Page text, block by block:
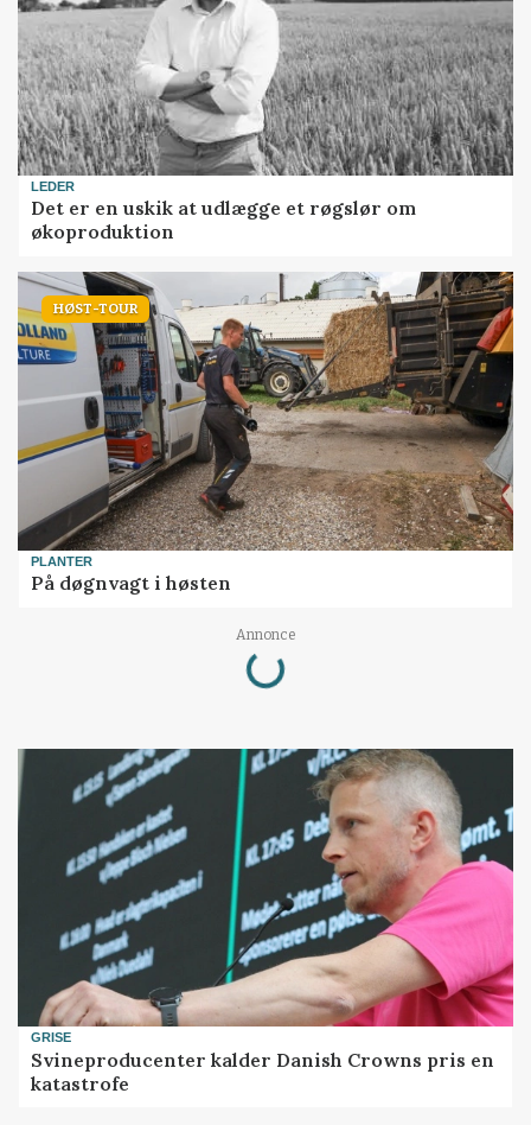
LEDER
Det er en uskik at udlægge et røgslør om
økoproduktion
HØST-TOUR
PLANTER
På døgnvagt i høsten
Annonce
Loading...
GRISE
Svineproducenter kalder Danish Crowns pris en
katastrofe